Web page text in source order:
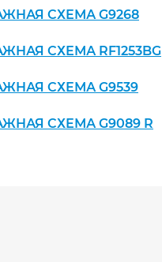
СХЕМА G9268
СХЕМА RF1253BG
СХЕМА G9539
СХЕМА G9089 R